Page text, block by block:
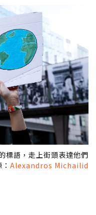
語，走上街頭表達他們
Alexandros Michailid